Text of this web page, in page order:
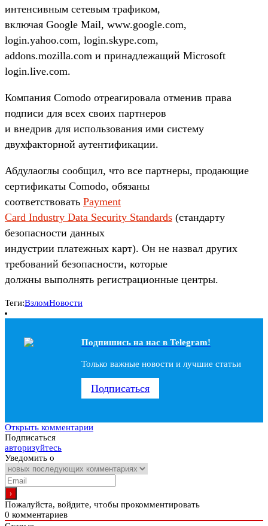
интенсивным сетевым трафиком,
включая Google Mail, www.google.com,
login.yahoo.com, login.skype.com,
addons.mozilla.com и принадлежащий Microsoft
login.live.com.
Компания Comodo отреагировала отменив права
подписи для всех своих партнеров
и внедрив для использования ими систему
двухфакторной аутентификации.
Абдулаоглы сообщил, что все партнеры, продающие
сертификаты Comodo, обязаны
соответствовать Payment
Card Industry Data Security Standards (стандарту
безопасности данных
индустрии платежных карт). Он не назвал других
требований безопасности, которые
должны выполнять регистрационные центры.
Теги:ВзломНовости
Подпишись на наc в Telegram!
Только важные новости и лучшие статьи
Подписаться
Открыть комментарии
Подписаться
авторизуйтесь
Уведомить о
Пожалуйста, войдите, чтобы прокомментировать
0 комментариев